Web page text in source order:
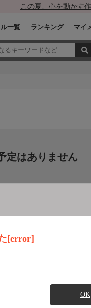
この夏、心を動かす
一覧 ランキング マイ
[error]
OK
定はありません